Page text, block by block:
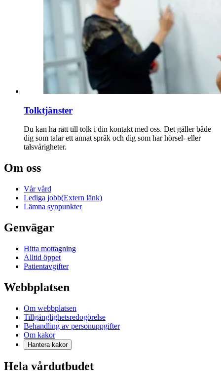
Tolktjänster
Du kan ha rätt till tolk i din kontakt med oss. Det gäller både
dig som talar ett annat språk och dig som har hörsel- eller
talsvårigheter.
Om oss
Vår vård
Lediga jobb(Extern länk)
Lämna synpunkter
Genvägar
Hitta mottagning
Alltid öppet
Patientavgifter
Webbplatsen
Om webbplatsen
Tillgänglighetsredogörelse
Behandling av personuppgifter
Om kakor
Hantera kakor
Hela vårdutbudet